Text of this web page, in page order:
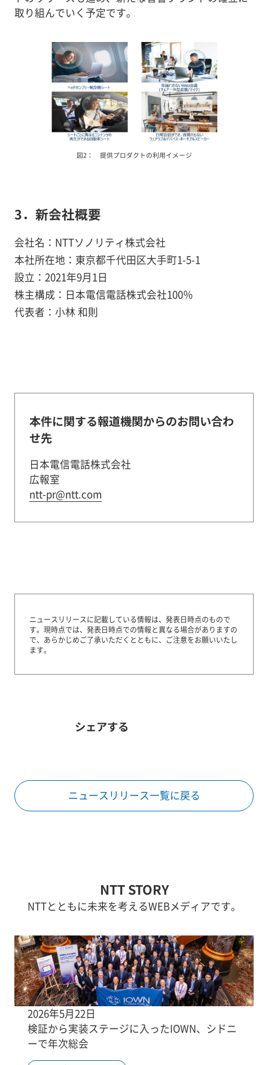
取り組んでいく予定です。
図2： 提供プロダクトの利用イメージ
3．新会社概要
会社名：NTTソノリティ株式会社
本社所在地：東京都千代田区大手町1-5-1
設立：2021年9月1日
株主構成：日本電信電話株式会社100％
代表者：小林 和則
本件に関する報道機関からのお問い合わ
せ先
日本電信電話株式会社
広報室
ntt-pr@ntt.com
ニュースリリースに記載している情報は、発表日時点のもので
す。 現時点では、発表日時点での情報と異なる場合がありますの
で、あらかじめご了承いただくとともに、ご注意をお願いいたし
ます。
シェアする
ニュースリリース一覧に戻る
NTT STORY
NTTとともに未来を考えるWEBメディアです。
2026年5月22日
検証から実装ステージに入ったIOWN、シドニ
ーで年次総会